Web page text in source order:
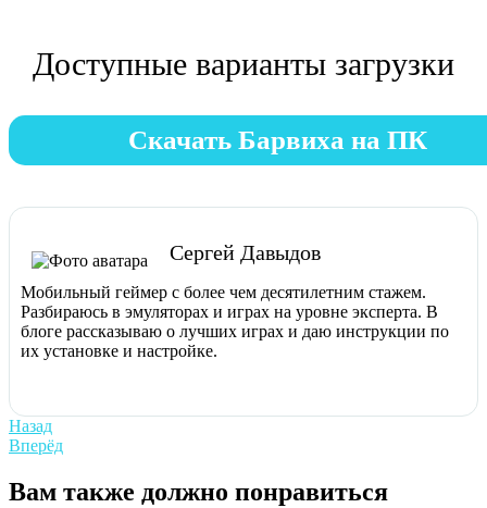
Доступные варианты загрузки
Скачать Барвиха на ПК
Сергей Давыдов
Мобильный геймер с более чем десятилетним стажем.
Разбираюсь в эмуляторах и играх на уровне эксперта. В
блоге рассказываю о лучших играх и даю инструкции по
их установке и настройке.
Навигация
по
записям
НазадPrevious
post:
ВперёдNext
Вам также должно понравиться